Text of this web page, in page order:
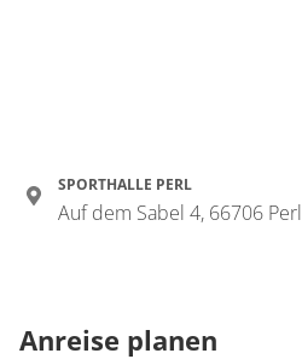
SPORTHALLE PERL
Auf dem Sabel 4, 66706 Perl
Anreise planen